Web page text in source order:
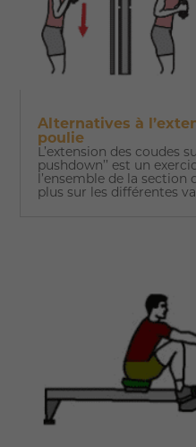
Alternatives à
poulie
L’extension des coudes
pushdown’’ est un
l’ensemble de la section
plus sur les différentes